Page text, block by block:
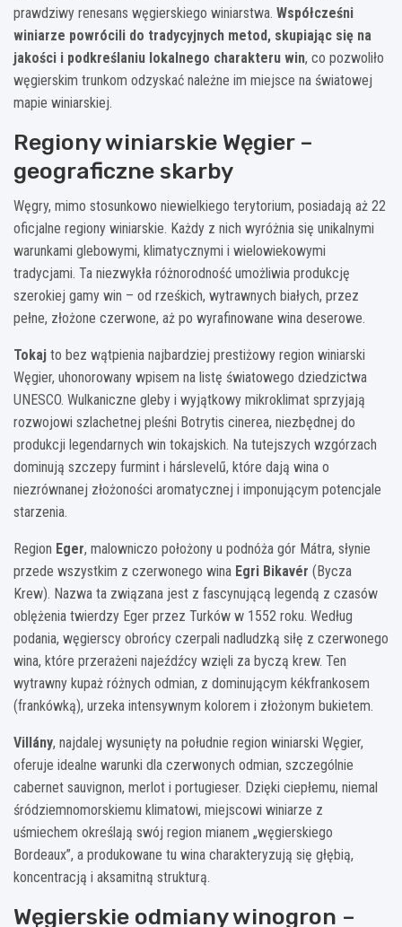
prawdziwy renesans węgierskiego winiarstwa. Współcześni
winiarze powrócili do tradycyjnych metod, skupiając się na
jakości i podkreślaniu lokalnego charakteru win, co pozwoliło
węgierskim trunkom odzyskać należne im miejsce na światowej
mapie winiarskiej.
Regiony winiarskie Węgier –
geograficzne skarby
Węgry, mimo stosunkowo niewielkiego terytorium, posiadają aż 22
oficjalne regiony winiarskie. Każdy z nich wyróżnia się unikalnymi
warunkami glebowymi, klimatycznymi i wielowiekowymi
tradycjami. Ta niezwykła różnorodność umożliwia produkcję
szerokiej gamy win – od rześkich, wytrawnych białych, przez
pełne, złożone czerwone, aż po wyrafinowane wina deserowe.
Tokaj to bez wątpienia najbardziej prestiżowy region winiarski
Węgier, uhonorowany wpisem na listę światowego dziedzictwa
UNESCO. Wulkaniczne gleby i wyjątkowy mikroklimat sprzyjają
rozwojowi szlachetnej pleśni Botrytis cinerea, niezbędnej do
produkcji legendarnych win tokajskich. Na tutejszych wzgórzach
dominują szczepy furmint i hárslevelű, które dają wina o
niezrównanej złożoności aromatycznej i imponującym potencjale
starzenia.
Region Eger, malowniczo położony u podnóża gór Mátra, słynie
przede wszystkim z czerwonego wina Egri Bikavér (Bycza
Krew). Nazwa ta związana jest z fascynującą legendą z czasów
oblężenia twierdzy Eger przez Turków w 1552 roku. Według
podania, węgierscy obrońcy czerpali nadludzką siłę z czerwonego
wina, które przerażeni najeźdźcy wzięli za byczą krew. Ten
wytrawny kupaż różnych odmian, z dominującym kékfrankosem
(frankówką), urzeka intensywnym kolorem i złożonym bukietem.
Villány, najdalej wysunięty na południe region winiarski Węgier,
oferuje idealne warunki dla czerwonych odmian, szczególnie
cabernet sauvignon, merlot i portugieser. Dzięki ciepłemu, niemal
śródziemnomorskiemu klimatowi, miejscowi winiarze z
uśmiechem określają swój region mianem „węgierskiego
Bordeaux”, a produkowane tu wina charakteryzują się głębią,
koncentracją i aksamitną strukturą.
Węgierskie odmiany winogron –